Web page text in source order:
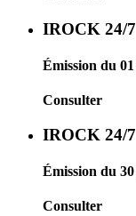
IROCK 24/7
Émission du
Consulter
IROCK 24/7
Émission du
Consulter